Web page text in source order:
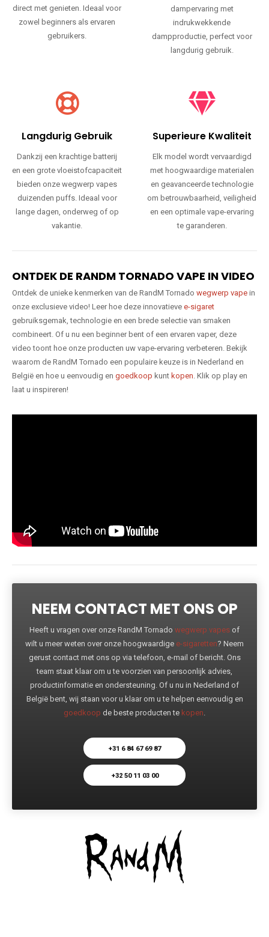
direct met genieten. Ideaal voor
zowel beginners als ervaren
gebruikers.
dampervaring met
indrukwekkende
dampproductie, perfect voor
langdurig gebruik.
Langdurig Gebruik
Dankzij een krachtige batterij
en een grote vloeistofcapaciteit
bieden onze wegwerp vapes
duizenden puffs. Ideaal voor
lange dagen, onderweg of op
vakantie.
Superieure Kwaliteit
Elk model wordt vervaardigd
met hoogwaardige materialen
en geavanceerde technologie
om betrouwbaarheid, veiligheid
en een optimale vape-ervaring
te garanderen.
ONTDEK DE RANDM TORNADO VAPE IN VIDEO
Ontdek de unieke kenmerken van de RandM Tornado wegwerp vape in
onze exclusieve video! Leer hoe deze innovatieve e-sigaret
gebruiksgemak, technologie en een brede selectie van smaken
combineert. Of u nu een beginner bent of een ervaren vaper, deze
video toont hoe onze producten uw vape-ervaring verbeteren. Bekijk
waarom de RandM Tornado een populaire keuze is in Nederland en
België en hoe u eenvoudig en goedkoop kunt kopen. Klik op play en
laat u inspireren!
NEEM CONTACT MET ONS OP
Heeft u vragen over onze RandM Tornado wegwerp vapes of
wilt u meer weten over onze hoogwaardige e-sigaretten? Neem
gerust contact met ons op via telefoon, e-mail of bericht. Ons
team staat klaar om u te voorzien van persoonlijk advies,
productinformatie en ondersteuning. Of u nu in Nederland of
België bent, wij staan voor u klaar om u te helpen eenvoudig en
goedkoop de beste producten te kopen.
+31 6 84 67 69 87
+32 50 11 03 00